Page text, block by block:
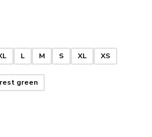
L M S XL XS
green